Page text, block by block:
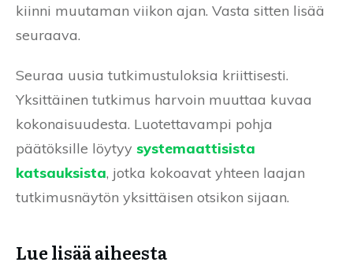
kiinni muutaman viikon ajan. Vasta sitten lisää
seuraava.
Seuraa uusia tutkimustuloksia kriittisesti.
Yksittäinen tutkimus harvoin muuttaa kuvaa
kokonaisuudesta. Luotettavampi pohja
päätöksille löytyy systemaattisista
katsauksista, jotka kokoavat yhteen laajan
tutkimusnäytön yksittäisen otsikon sijaan.
Lue lisää aiheesta